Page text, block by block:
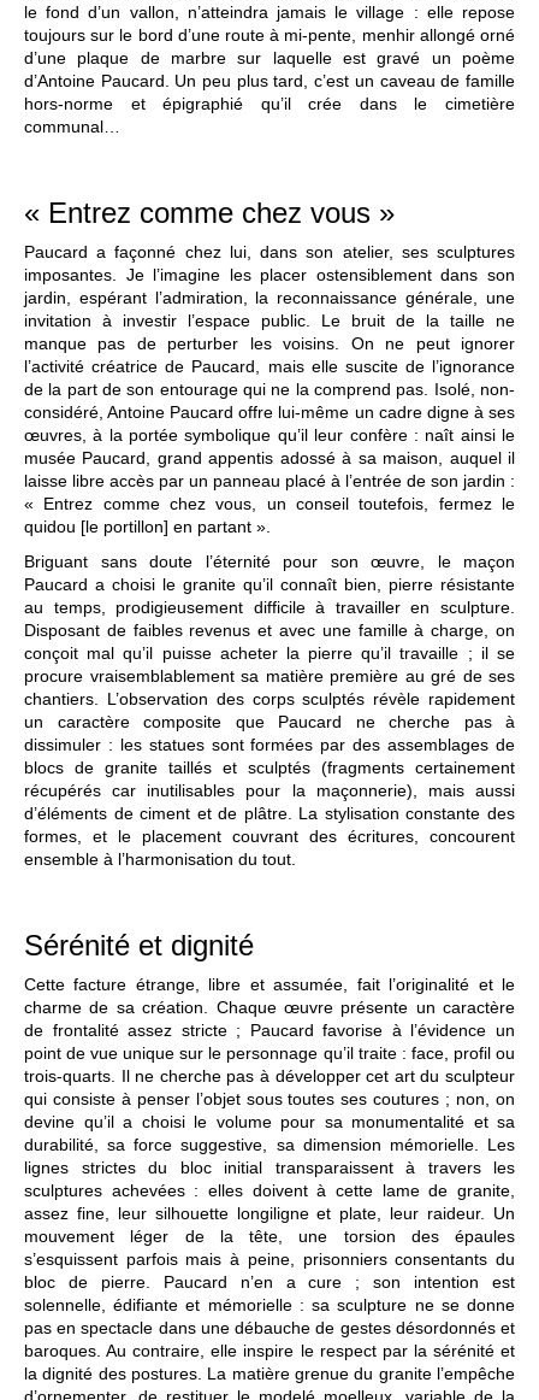
le fond d’un vallon, n’atteindra jamais le village : elle repose
toujours sur le bord d’une route à mi-pente, menhir allongé orné
d’une plaque de marbre sur laquelle est gravé un poème
d’Antoine Paucard. Un peu plus tard, c’est un caveau de famille
hors-norme et épigraphié qu’il crée dans le cimetière
communal…
« Entrez comme chez vous »
Paucard a façonné chez lui, dans son atelier, ses sculptures
imposantes. Je l’imagine les placer ostensiblement dans son
jardin, espérant l’admiration, la reconnaissance générale, une
invitation à investir l’espace public. Le bruit de la taille ne
manque pas de perturber les voisins. On ne peut ignorer
l’activité créatrice de Paucard, mais elle suscite de l’ignorance
de la part de son entourage qui ne la comprend pas. Isolé, non-
considéré, Antoine Paucard offre lui-même un cadre digne à ses
œuvres, à la portée symbolique qu’il leur confère : naît ainsi le
musée Paucard, grand appentis adossé à sa maison, auquel il
laisse libre accès par un panneau placé à l’entrée de son jardin :
« Entrez comme chez vous, un conseil toutefois, fermez le
quidou [le portillon] en partant ».
Briguant sans doute l’éternité pour son œuvre, le maçon
Paucard a choisi le granite qu’il connaît bien, pierre résistante
au temps, prodigieusement difficile à travailler en sculpture.
Disposant de faibles revenus et avec une famille à charge, on
conçoit mal qu’il puisse acheter la pierre qu’il travaille ; il se
procure vraisemblablement sa matière première au gré de ses
chantiers. L’observation des corps sculptés révèle rapidement
un caractère composite que Paucard ne cherche pas à
dissimuler : les statues sont formées par des assemblages de
blocs de granite taillés et sculptés (fragments certainement
récupérés car inutilisables pour la maçonnerie), mais aussi
d’éléments de ciment et de plâtre. La stylisation constante des
formes, et le placement couvrant des écritures, concourent
ensemble à l’harmonisation du tout.
Sérénité et dignité
Cette facture étrange, libre et assumée, fait l’originalité et le
charme de sa création. Chaque œuvre présente un caractère
de frontalité assez stricte ; Paucard favorise à l’évidence un
point de vue unique sur le personnage qu’il traite : face, profil ou
trois-quarts. Il ne cherche pas à développer cet art du sculpteur
qui consiste à penser l’objet sous toutes ses coutures ; non, on
devine qu’il a choisi le volume pour sa monumentalité et sa
durabilité, sa force suggestive, sa dimension mémorielle. Les
lignes strictes du bloc initial transparaissent à travers les
sculptures achevées : elles doivent à cette lame de granite,
assez fine, leur silhouette longiligne et plate, leur raideur. Un
mouvement léger de la tête, une torsion des épaules
s’esquissent parfois mais à peine, prisonniers consentants du
bloc de pierre. Paucard n’en a cure ; son intention est
solennelle, édifiante et mémorielle : sa sculpture ne se donne
pas en spectacle dans une débauche de gestes désordonnés et
baroques. Au contraire, elle inspire le respect par la sérénité et
la dignité des postures. La matière grenue du granite l’empêche
d’ornementer, de restituer le modelé moelleux, variable de la